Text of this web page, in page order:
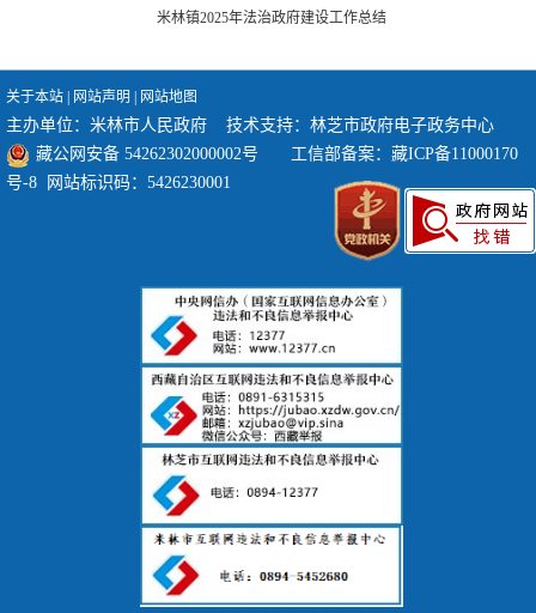
米林镇2025年法治政府建设工作总结
关于本站 | 网站声明 | 网站地图
主办单位：米林市人民政府 技术支持：林芝市政府电子政务中心
藏公网安备 54262302000002号
工信部备案： 藏ICP备11000170
号-8 网站标识码：5426230001